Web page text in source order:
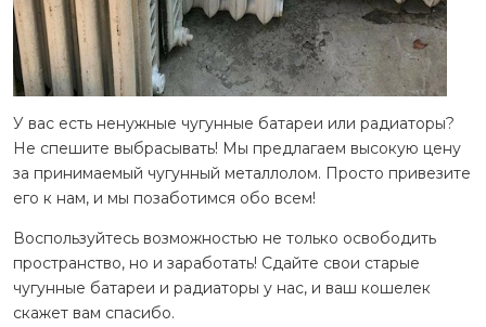
У вас есть ненужные чугунные батареи или радиаторы?
Не спешите выбрасывать! Мы предлагаем высокую цену
за принимаемый чугунный металлолом. Просто привезите
его к нам, и мы позаботимся обо всем!
Воспользуйтесь возможностью не только освободить
пространство, но и заработать! Сдайте свои старые
чугунные батареи и радиаторы у нас, и ваш кошелек
скажет вам спасибо.